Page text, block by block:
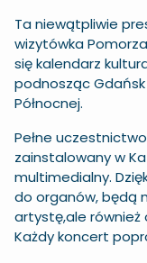
Ta niewątpliwie
wizytówka
się kalendarz
podnosząc
Północnej.
Pełne
zainstalowany w
multimedialny.
do organów, będą
artystę,ale również
Każdy koncert